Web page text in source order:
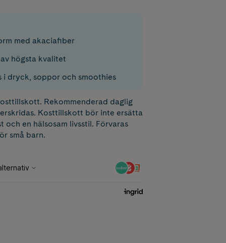
med akaciafiber
högsta kvalitet
i dryck, soppor och smoothies
Rekommenderad daglig
Kosttillskott bör inte ersätta
och en hälsosam livsstil. Förvaras
små barn.